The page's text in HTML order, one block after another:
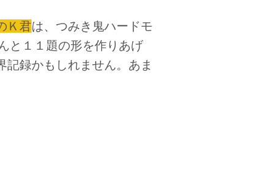
Ｋ君は、つみき鬼ハードモ
と１１題の形を作りあげ
記録かもしれません。あま